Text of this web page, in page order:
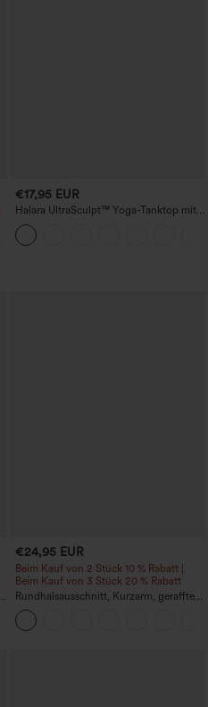
€17,95 EUR
Halara UltraSculpt™ Yoga-Tanktop mit
doppelten Trägern und gedrehtem
Rückendesign
€24,95 EUR
Beim Kauf von 2 Stück 10 % Rabatt |
Beim Kauf von 3 Stück 20 % Rabatt
Rundhalsausschnitt, Kurzarm, gerafftes
Cool-Touch Yoga-Sporttop - UPF50+